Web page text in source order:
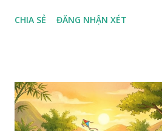
CHIA SẺ ĐĂNG NHẬN XÉT